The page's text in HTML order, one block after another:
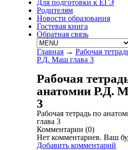
Для подготовки к ЕГЭ
Родителям
Новости образования
Гостевая книга
Обратная связь
Главная → Рабочая
Р.Д. Маш глава 3
Рабочая
анатомии Р.Д.
3
Рабочая тетрадь по
глава 3
Комментарии (0)
Нет комментариев. Ваш
Добавить комментарий